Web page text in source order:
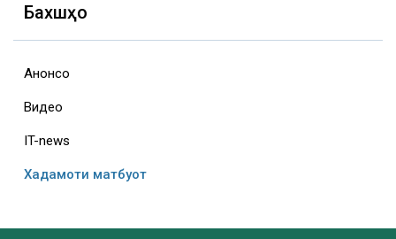
Бахшҳо
Анонсҳо
Видео
IT-news
Хадамоти матбуот